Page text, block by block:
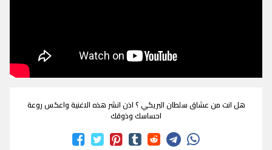
هل انت من عشاق سلطان البريكي ؟ اذن انشر هذه الاغنية واعكس روعة
احساسك وذوقك